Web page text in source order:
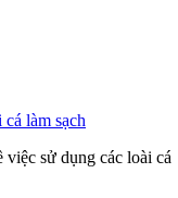
làm sạch
sử dụng các loài cá